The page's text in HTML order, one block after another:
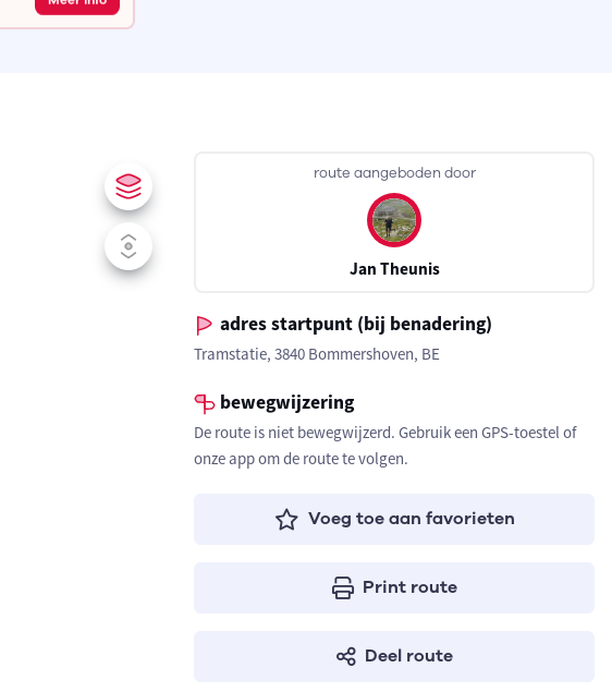
route aangeboden door
Jan Theunis
adres startpunt (bij benadering)
Tramstatie, 3840 Bommershoven, BE
bewegwijzering
De route is niet bewegwijzerd. Gebruik een GPS-toestel of
onze app om de route te volgen.
Voeg toe aan favorieten
Print route
Deel route